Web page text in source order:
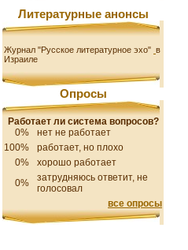
Литературные анонсы
Журнал "Русское литературное эхо" в
Израиле
Опросы
Работает ли система вопросов?
0%
нет не работает
100%
работает, но плохо
0%
хорошо работает
0%
затрудняюсь ответит, не
голосовал
все опросы